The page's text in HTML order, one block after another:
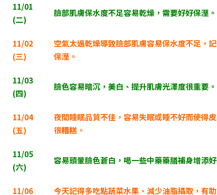
11/01
(二)
臉部肌膚保水度不足容易乾燥，需要好好保溼。
11/02
(三)
空氣太過乾燥導致臉部肌膚容易保水度不足，
保溼。
11/03
(四)
臉色容易暗沉，美白、提升肌膚光澤度很重要。
11/04
(五)
夜間睡眠品質不佳，容易失眠或睡不好而使得
很糟糕。
11/05
(六)
容易頭暈臉色蒼白，喝一些中藥藥膳補身增添
11/06 今天記得多吃點蔬菜水果、減少油脂攝取，有